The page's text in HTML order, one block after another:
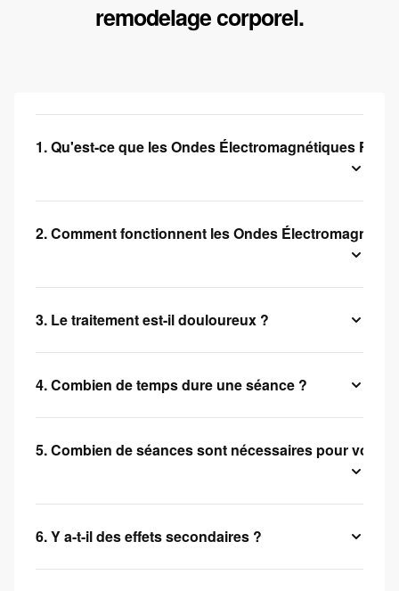
remodelage corporel.
1. Qu'est-ce que les Ondes Électromagnétiques
2. Comment fonctionnent les Ondes
3. Le traitement est-il douloureux ?
4. Combien de temps dure une séance ?
5. Combien de séances sont nécessaires pour voir
6. Y a-t-il des effets secondaires ?